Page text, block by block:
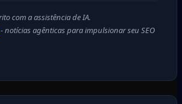
com a assistência de IA.
notícias agênticas para impulsionar seu SEO